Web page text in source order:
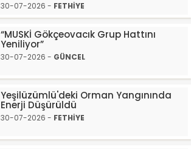
30-07-2026 - FETHİYE
“MUSKİ Gökçeovacık Grup Hattını
Yeniliyor”
30-07-2026 - GÜNCEL
Yeşilüzümlü'deki Orman Yangınında
Enerji Düşürüldü
30-07-2026 - FETHİYE